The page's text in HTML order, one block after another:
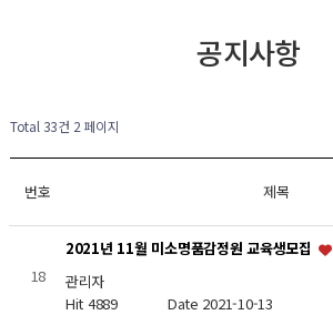
공지사항
Total 33건 2 페이지
번호 제목
18
2021년 11월 미소명품감정원 교육생모집
관리자
Hit 4889 Date 2021-10-13